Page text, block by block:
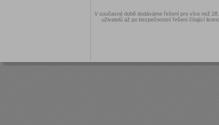
V současné době dodáváme řešení pro více než
uživatelů až po bezpečnostní řešení čítající